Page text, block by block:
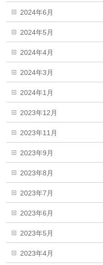
2024年6月
2024年5月
2024年4月
2024年3月
2024年1月
2023年12月
2023年11月
2023年9月
2023年8月
2023年7月
2023年6月
2023年5月
2023年4月